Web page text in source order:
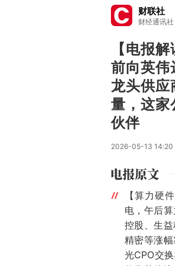
财联社
财经通讯社
【电报
前向英伟
龙头供应
量，这家
伙伴
2026-05-13 14:20
【算力硬
电，午后
控股、生
精密等涨
光CPO交